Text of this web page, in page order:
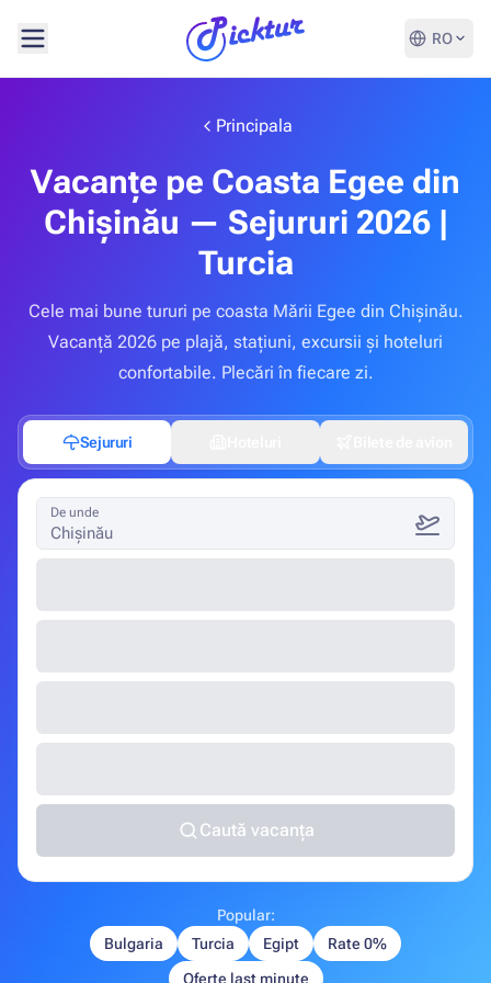
RO
Principala
Vacanțe pe Coasta Egee din
Chișinău — Sejururi 2026 |
Turcia
Cele mai bune tururi pe coasta Mării Egee din Chișinău.
Vacanță 2026 pe plajă, stațiuni, excursii și hoteluri
confortabile. Plecări în fiecare zi.
Sejururi
De unde
Chișinău
Caută vacanța
Popular:
Bulgaria
Turcia Egipt
Rate 0%
Oferte last minute